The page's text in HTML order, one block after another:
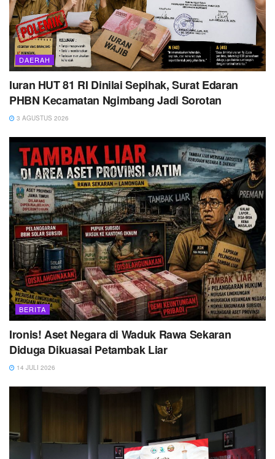
DAERAH
Iuran HUT 81 RI Dinilai Sepihak, Surat Edaran
PHBN Kecamatan Ngimbang Jadi Sorotan
3 AGUSTUS 2026
BERITA
Ironis! Aset Negara di Waduk Rawa Sekaran
Diduga Dikuasai Petambak Liar
14 JULI 2026